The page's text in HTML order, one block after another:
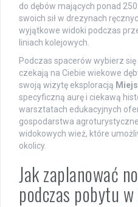
do dębów mających ponad
swoich sił w drezynach
wyjątkowe widoki podczas
liniach kolejowych.
Podczas spacerów wybierz się
czekają na Ciebie wiekowe
swoją wizytę eksploracją
specyficzną aurę i ciekawą
warsztatach edukacyjnych
gospodarstwa
widokowych wież, które
okolicy.
Jak zaplanować
podczas pobytu